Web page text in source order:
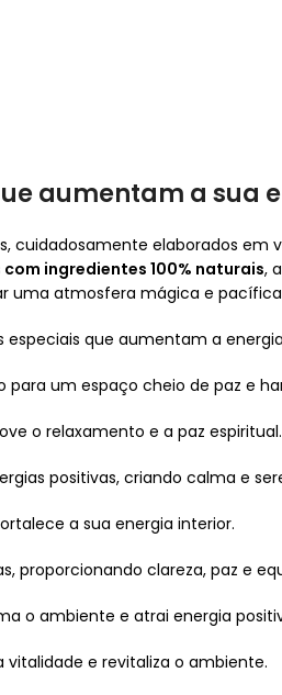
aumentam a sua
cuidadosamente elaborados em
com ingredientes 100% naturais,
uma atmosfera mágica e
que aumentam a
um espaço cheio de paz e
o relaxamento e a paz espiritual.
positivas, criando calma e
a sua energia interior.
proporcionando clareza, paz e
o ambiente e atrai energia
e revitaliza o ambiente.